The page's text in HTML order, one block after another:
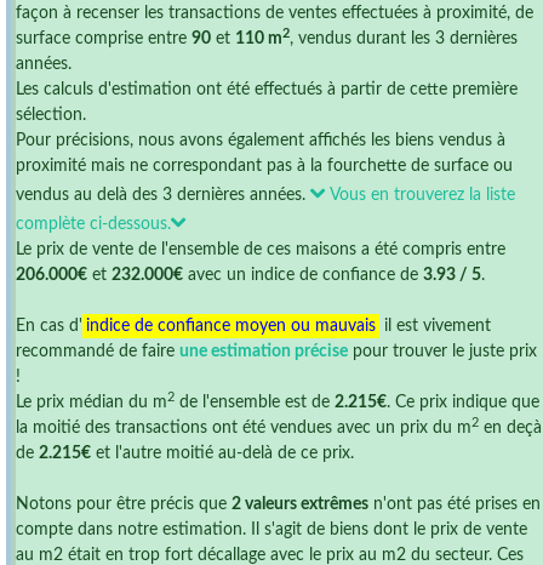
façon à recenser les transactions de ventes effectuées à proximité, de
surface comprise entre 90 et 110 m2, vendus durant les 3 dernières
années.
Les calculs d'estimation ont été effectués à partir de cette première
sélection.
Pour précisions, nous avons également affichés les biens vendus à
proximité mais ne correspondant pas à la fourchette de surface ou
vendus au delà des 3 dernières années.
Vous en trouverez la liste
complète ci-dessous.
Le prix de vente de l'ensemble de ces maisons a été compris entre
206.000€ et 232.000€ avec un indice de confiance de 3.93 / 5.
En cas d' indice de confiance moyen ou mauvais il est vivement
recommandé de faire une estimation précise pour trouver le juste prix
!
Le prix médian du m 2 de l'ensemble est de 2.215€. Ce prix indique que
la moitié des transactions ont été vendues avec un prix du m 2 en deçà
de 2.215€ et l'autre moitié au-delà de ce prix.
Notons pour être précis que 2 valeurs extrêmes n'ont pas été prises en
compte dans notre estimation. Il s'agit de biens dont le prix de vente
au m2 était en trop fort décallage avec le prix au m2 du secteur. Ces